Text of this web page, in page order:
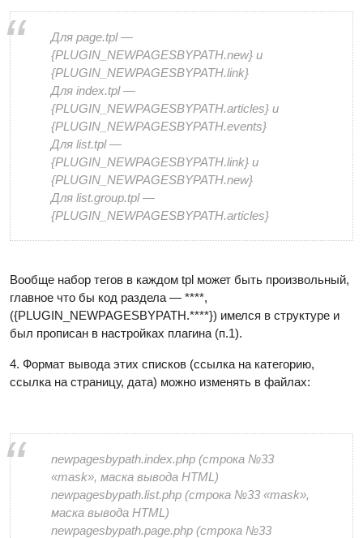
Для page.tpl —
{PLUGIN_NEWPAGESBYPATH.new} и
{PLUGIN_NEWPAGESBYPATH.link}
Для index.tpl —
{PLUGIN_NEWPAGESBYPATH.articles} и
{PLUGIN_NEWPAGESBYPATH.events}
Для list.tpl —
{PLUGIN_NEWPAGESBYPATH.link} и
{PLUGIN_NEWPAGESBYPATH.new}
Для list.group.tpl —
{PLUGIN_NEWPAGESBYPATH.articles}
Вообще набор тегов в каждом tpl может быть произвольный,
главное что бы код раздела — ****,
({PLUGIN_NEWPAGESBYPATH.****}) имелся в структуре и
был прописан в настройках плагина (п.1).
4. Формат вывода этих списков (ссылка на категорию,
ссылка на страницу, дата) можно изменять в файлах:
newpagesbypath.index.php (строка №33
«mask», маска вывода HTML)
newpagesbypath.list.php (строка №33 «mask»,
маска вывода HTML)
newpagesbypath.page.php (строка №33